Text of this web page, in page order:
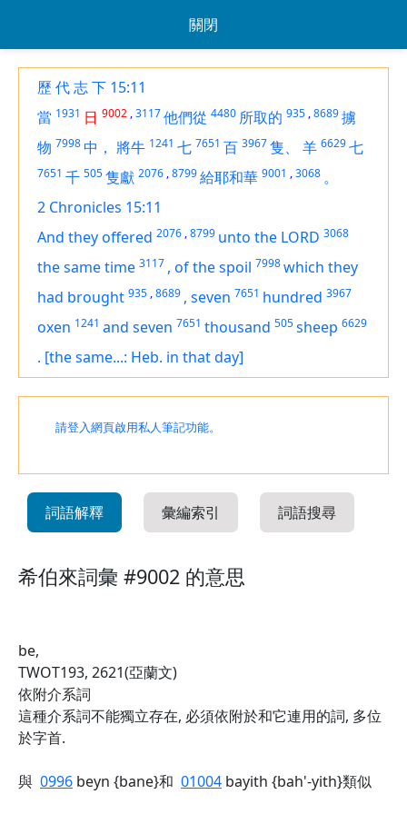
關閉
歷 代 志 下 15:11
當 1931 日 9002 ,3117他們從 4480 所取的 935 ,8689擄
物 7998中， 將牛 1241 七 7651 百 3967隻、 羊 6629七
7651 千 505隻獻 2076 ,8799給耶和華 9001 ,3068 。
2 Chronicles 15:11
And they offered 2076 ,8799 unto the LORD 3068
the same time 3117 , of the spoil 7998which they
had brought 935 ,8689 , seven 7651 hundred 3967
oxen 1241 and seven 7651 thousand 505sheep 6629
. [the same...: Heb. in that day]
請登入網頁啟用私人筆記功能。
詞語解釋 彙編索引 詞語搜尋
希伯來詞彙 #9002 的意思
be,
TWOT193, 2621(亞蘭文)
依附介系詞
這種介系詞不能獨立存在, 必須依附於和它連用的詞, 多位
於字首.
與 0996 beyn {bane}和 01004 bayith {bah'-yith}類似